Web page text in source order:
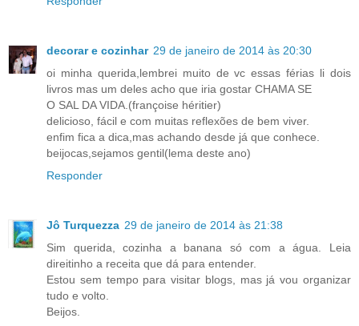
decorar e cozinhar 29 de janeiro de 2014 às 20:30
oi minha querida,lembrei muito de vc essas férias li dois
livros mas um deles acho que iria gostar CHAMA SE
O SAL DA VIDA.(françoise héritier)
delicioso, fácil e com muitas reflexões de bem viver.
enfim fica a dica,mas achando desde já que conhece.
beijocas,sejamos gentil(lema deste ano)
Responder
Jô Turquezza 29 de janeiro de 2014 às 21:38
Sim querida, cozinha a banana só com a água. Leia
direitinho a receita que dá para entender.
Estou sem tempo para visitar blogs, mas já vou organizar
tudo e volto.
Beijos.